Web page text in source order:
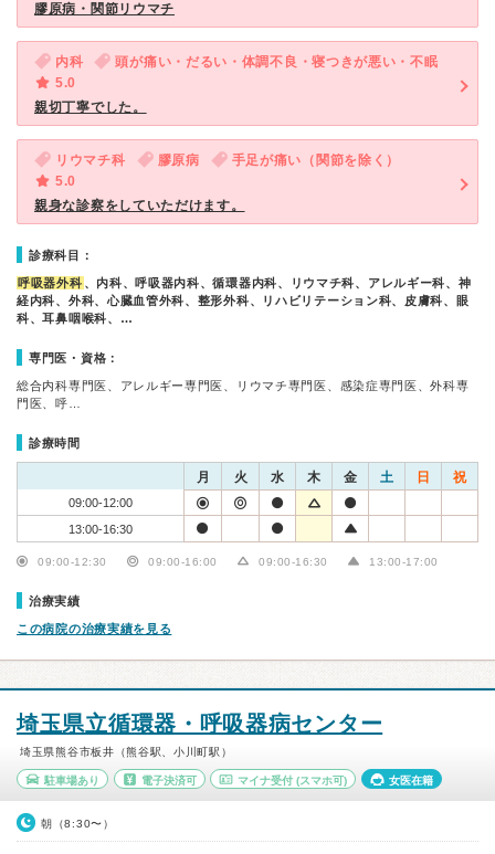
膠原病・関節リウマチ
内科
頭が痛い・だるい・体調不良・寝つきが悪い・不眠
5.0
親切丁寧でした。
リウマチ科 膠原病
手足が痛い（関節を除く）
5.0
親身な診察をしていただけます。
診療科目：
呼吸器外科 、内科、呼吸器内科、循環器内科、リウマチ科、アレルギー科、神
経内科、外科、心臓血管外科、整形外科、リハビリテーション科、皮膚科、眼
科、耳鼻咽喉科、…
専門医・資格：
総合内科専門医、アレルギー専門医、リウマチ専門医、感染症専門医、外科専
門医、呼…
診療時間
月 火 水 木 金 土 日 祝
09:00-12:00
13:00-16:30
09:00-12:30 09:00-16:00 09:00-16:30 13:00-17:00
治療実績
この病院の治療実績を見る
埼玉県立循環器・呼吸器病センター
埼玉県熊谷市板井（熊谷駅、小川町駅）
駐車場あり 電子決済可 マイナ受付 (スマホ可) 女医在籍
朝（8:30〜）